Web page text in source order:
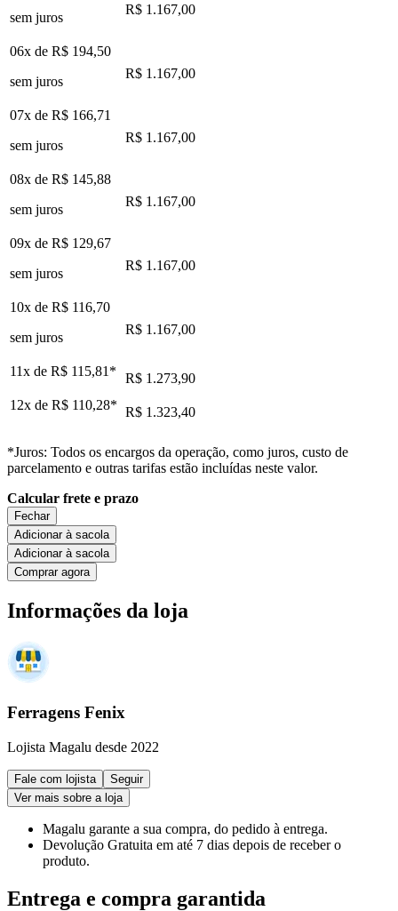
sem juros
R$ 1.167,00
06x de R$ 194,50
sem juros
R$ 1.167,00
07x de R$ 166,71
sem juros
R$ 1.167,00
08x de R$ 145,88
sem juros
R$ 1.167,00
09x de R$ 129,67
sem juros
R$ 1.167,00
10x de R$ 116,70
sem juros
R$ 1.167,00
11x de R$ 115,81 *
R$ 1.273,90
12x de R$ 110,28* R$ 1.323,40
*Juros: Todos os encargos da operação, como juros, custo de
parcelamento e outras tarifas estão incluídas neste valor.
Calcular frete e prazo
Fechar
Adicionar à sacola
Adicionar à sacola
Comprar agora
Informações da loja
Ferragens Fenix
Lojista Magalu desde 2022
Fale com lojista
Seguir
Ver mais sobre a loja
Magalu garante a sua compra, do pedido à entrega.
Devolução Gratuita em até 7 dias depois de receber o
produto.
Entrega e compra garantida